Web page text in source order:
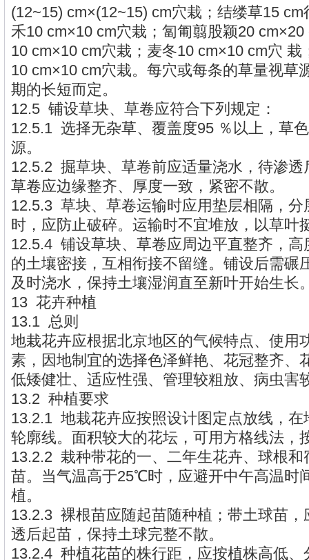
(12~15) cm×(12~15) cm穴栽；结缕草15
禾10 cm×10 cm穴栽；匐匍翦股颖20
10 cm×10 cm穴栽；麦冬10 cm×10 cm穴 栽
10 cm×10 cm穴栽。每穴或每条的草量视草
期的长短而定。
12.5 铺设草块、草卷应符合下列规定：
12.5.1 选择无杂草、覆盖度95 ％以上，草
源。
12.5.2 掘草块、草卷前应适量浇水，待渗透
草卷应边缘整齐、厚度一致，紧密不散。
12.5.3 草块、草卷运输时应用垫层相隔，分
时，应防止破碎。运输时不宜堆放，以草叶
12.5.4 铺设草块、草卷应周边平直整齐，高
的土壤密接，互相衔接不留缝。铺设后需碾
及时浇水，保持土壤湿润直至新叶开始生长
13 花卉种植
13.1 总则
地栽花卉应根据北京地区的气候特点、使用
素，因地制宜的选择色泽鲜艳、花冠整齐、
低矮健壮、适应性强、管理较粗放、病虫害
13.2 种植要求
13.2.1 地栽花卉应按照设计图定点放线，在
轮廓线。面积较大的花坛，可用方格线法，
13.2.2 栽种带花的一、二年生花卉、球根和
苗。当气温高于25℃时，应避开中午高温时
植。
13.2.3 裸根苗应随起苗随种植；带土球苗，
透后起苗，保持土球完整不散。
13.2.4 种植花苗的株行距，应按植株高低、